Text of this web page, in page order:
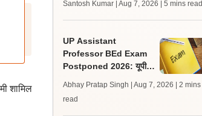
शामिल
लेटेस्ट अपडेट, स्कोरकार्ड लिंक
Santosh Kumar | Aug 7, 2026 | 5 mins read
UP Assistant
Professor BEd Exam
Postponed 2026: यूपी
स्थगित, नई तिथि बाद में
Abhay Pratap Singh | Aug 7, 2026
| 2 mins
read